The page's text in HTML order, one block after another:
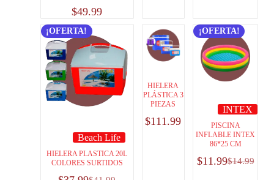
$49.99
¡OFERTA!
Beach Life
HIELERA PLASTICA 20L
COLORES SURTIDOS
HIELERA
PLÁSTICA 3
PIEZAS
$111.99
¡OFERTA!
INTEX
PISCINA
INFLABLE INTEX
86*25 CM
$14.99
$11.99